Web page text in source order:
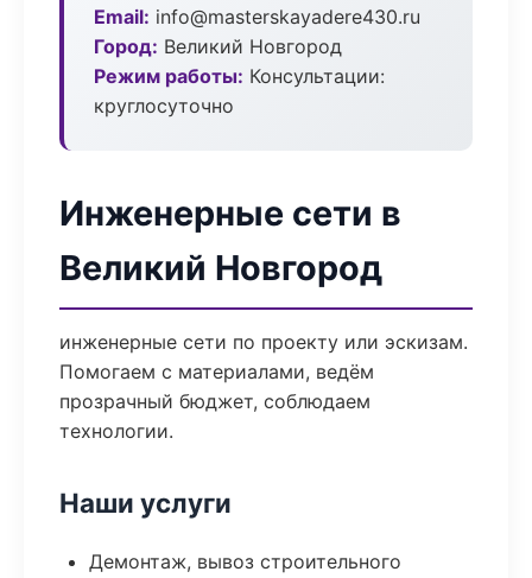
Email: info@masterskayadere430.ru
Город: Великий Новгород
Режим работы: Консультации:
круглосуточно
Инженерные сети в
Великий Новгород
инженерные сети по проекту или эскизам.
Помогаем с материалами, ведём
прозрачный бюджет, соблюдаем
технологии.
Наши услуги
Демонтаж, вывоз строительного